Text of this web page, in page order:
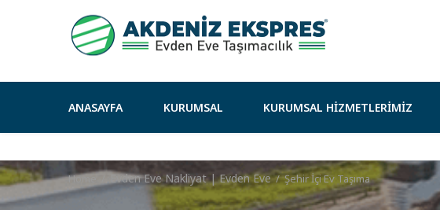
ANASAYFA KURUMSAL KURUMSAL HIZMETLERIMIZ
Home Evden Eve Nakliyat | Evden Eve / Şehir İçi Ev Taşıma